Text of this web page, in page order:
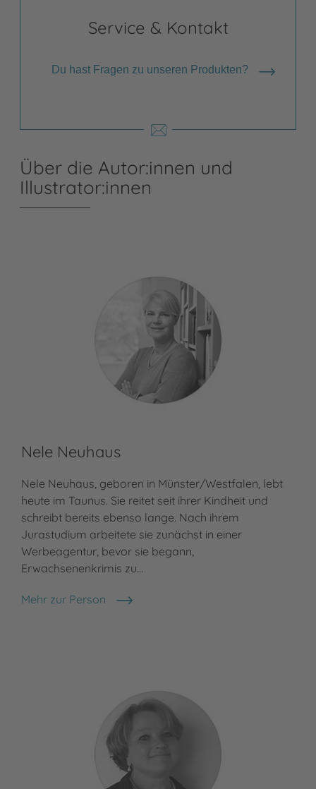
Service & Kontakt
Du hast Fragen zu unseren Produkten?
Über die Autor:innen und
Illustrator:innen
Nele Neuhaus
Nele Neuhaus, geboren in Münster/Westfalen, lebt
heute im Taunus. Sie reitet seit ihrer Kindheit und
schreibt bereits ebenso lange. Nach ihrem
Jurastudium arbeitete sie zunächst in einer
Werbeagentur, bevor sie begann,
Erwachsenenkrimis zu…
Mehr zur Person
Nele Neuhaus